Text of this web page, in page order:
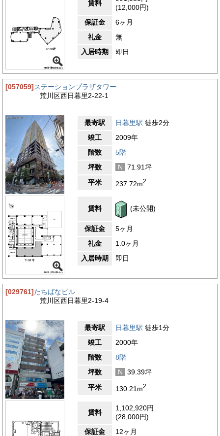
るのに最適です。周辺には銀行や郵便局が多数あり、ビジネスに
必要な金融サービスを迅速に利用することができます。また、コ
ンビニエンスストアやドラッグストアも多く、日常のちょっとし
た買い物にも困りません。近隣には病院やクリニックが充実して
おり、急な体調不良や健康診断などにも対応できる医療環境が整
っています。これにより、安心して働くことができます。
駅からの距離
設備
エントランス
賃料
(12,000円)
保証金
6ヶ月
礼金
無
入居時期
即日
[057059]ステーションプラザタワー
荒川区西日暮里2-22-1
最寄駅 日暮里駅 徒歩2分
竣工
2009年
階数
5階
坪数
N
71.91坪
平米
237.72m2
賃料 (未公開)
保証金
5ヶ月
礼金
1.0ヶ月
入居時期
即日
[029761]たちばなビル
荒川区西日暮里2-19-4
最寄駅 日暮里駅 徒歩1分
竣工
2000年
階数
8階
坪数
N
39.39坪
平米
130.21m2
賃料
1,102,920円
(28,000円)
保証金
12ヶ月